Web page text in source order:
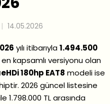
14.05.2026
yılı itibarıyla1.494.500
kapsamlı versiyonu olan
180hp EAT8 modeli ise
2026 güncel listesine
1.798.000 TL arasında